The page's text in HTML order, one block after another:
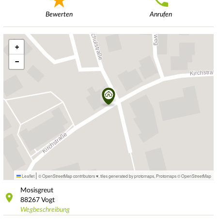
Bewerten Anrufen
+
−
Leaflet | © OpenStreetMap contributors ♥, tiles generated by protomaps Protomaps©OpenStreetMap
Mosisgreut
88267 Vogt
Wegbeschreibung